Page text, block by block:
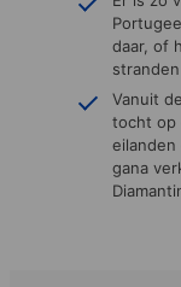
daar, of
Vanuit
tocht op
gana